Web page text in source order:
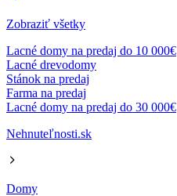
Zobraziť všetky
Lacné domy na predaj do 10 000€
Lacné drevodomy
Stánok na predaj
Farma na predaj
Lacné domy na predaj do 30 000€
Nehnuteľnosti.sk
Domy